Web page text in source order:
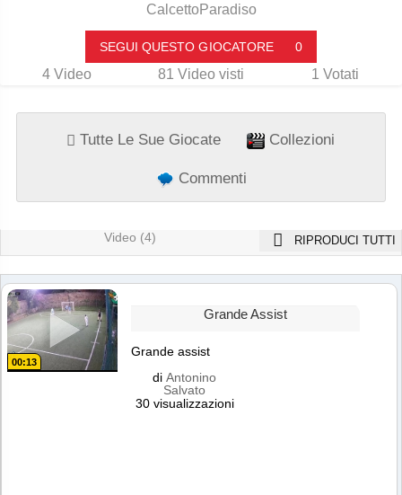
CalcettoParadiso
SEGUI QUESTO GIOCATORE 0
4 Video 81 Video visti 1 Votati
Tutte Le Sue Giocate Collezioni
Commenti
Video (4) RIPRODUCI TUTTI
00:13
Grande Assist
Grande assist
diAntonino
Salvato
30 visualizzazioni